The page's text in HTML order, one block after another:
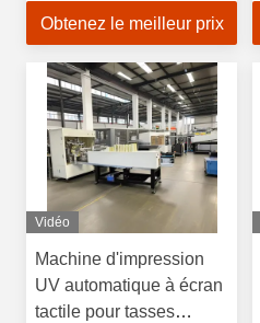
écran tactile
Obtenez le meilleur prix
Vidéo
Machine d'impression
UV automatique à écran
tactile pour tasses